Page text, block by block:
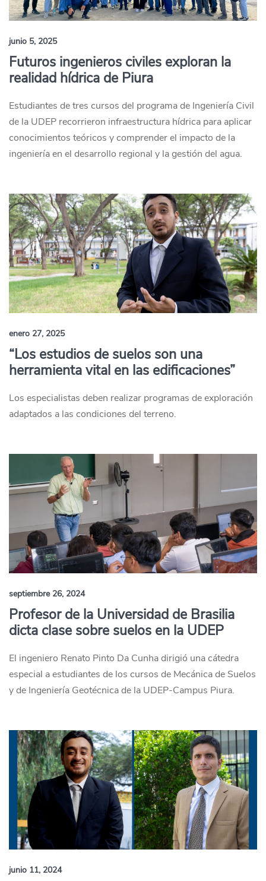
junio 5, 2025
Futuros ingenieros civiles exploran la
realidad hídrica de Piura
Estudiantes de tres cursos del programa de Ingeniería Civil
de la UDEP recorrieron infraestructura hídrica para aplicar
conocimientos teóricos y comprender el impacto de la
ingeniería en el desarrollo regional y la gestión del agua.
enero 27, 2025
“Los estudios de suelos son una
herramienta vital en las edificaciones”
Los especialistas deben realizar programas de exploración
adaptados a las condiciones del terreno.
septiembre 26, 2024
Profesor de la Universidad de Brasilia
dicta clase sobre suelos en la UDEP
El ingeniero Renato Pinto Da Cunha dirigió una cátedra
especial a estudiantes de los cursos de Mecánica de Suelos
y de Ingeniería Geotécnica de la UDEP-Campus Piura.
junio 11, 2024